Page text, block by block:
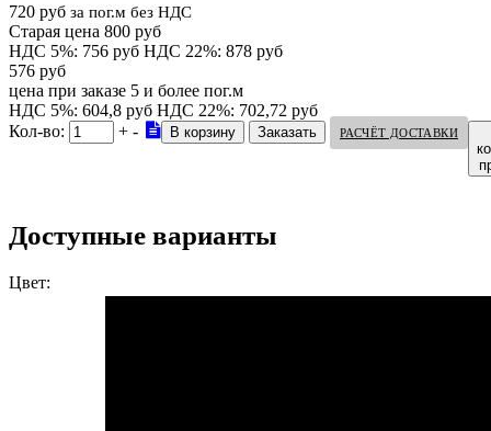
720 руб за пог.м без НДС
Старая цена 800 руб
НДС 5%: 756 руб НДС 22%: 878 руб
576 руб
цена при заказе 5 и более пог.м
НДС 5%: 604,8 руб НДС 22%: 702,72 руб
Кол-во:
+ - РАСЧЁТ ДОСТАВКИ
Доступные варианты
Цвет: